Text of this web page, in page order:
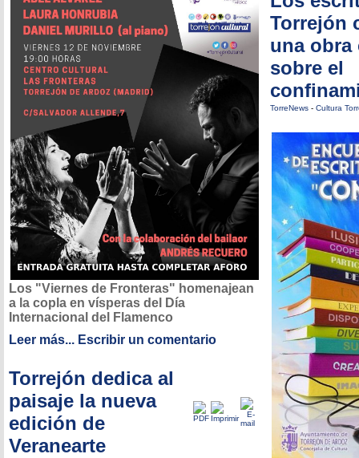
Los "Viernes de Fronteras" homenajean
a la copla en vísperas del Día
Internacional del Flamenco
Leer más... Escribir un comentario
Torrejón dedica al
paisaje la nueva
edición de
Veranearte
Torrejón
una obra
sobre el
TorreNews - Cultura